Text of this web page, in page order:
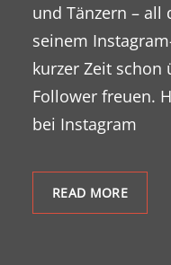
und Tänzern – all
seinem
kurzer Zeit schon
Follower freuen.
bei Instagram
READ MORE